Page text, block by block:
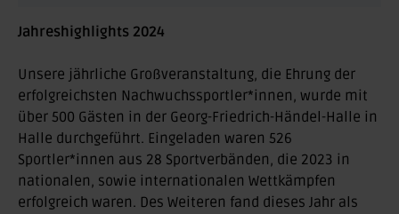
Jahreshighlights 2024
Unsere jährliche Großveranstaltung, die Ehrung der
erfolgreichsten Nachwuchssportler*innen, wurde mit
über 500 Gästen in der Georg-Friedrich-Händel-Halle in
Halle durchgeführt. Eingeladen waren 526
Sportler*innen aus 28 Sportverbänden, die 2023 in
nationalen, sowie internationalen Wettkämpfen
erfolgreich waren. Des Weiteren fand dieses Jahr als